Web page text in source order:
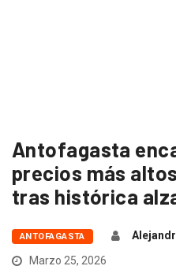
Antofagasta
precios más
tras histórica
ANTOFAGASTA
Marzo 25, 2026